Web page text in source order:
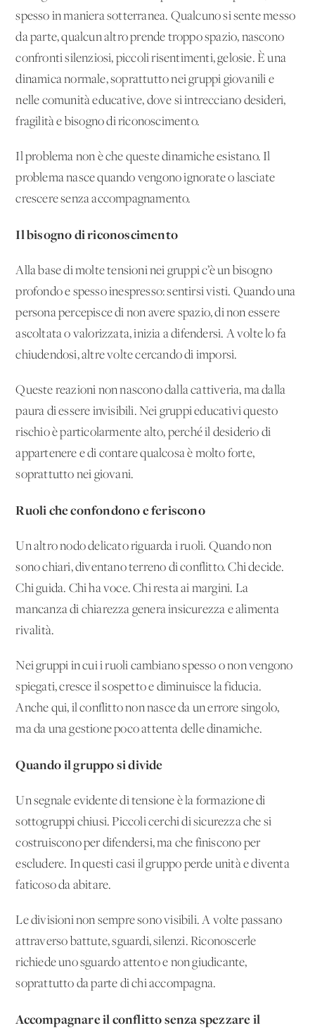
spesso in maniera sotterranea. Qualcuno si sente messo
da parte, qualcun altro prende troppo spazio, nascono
confronti silenziosi, piccoli risentimenti, gelosie. È una
dinamica normale, soprattutto nei gruppi giovanili e
nelle comunità educative, dove si intrecciano desideri,
fragilità e bisogno di riconoscimento.
Il problema non è che queste dinamiche esistano. Il
problema nasce quando vengono ignorate o lasciate
crescere senza accompagnamento.
Il bisogno di riconoscimento
Alla base di molte tensioni nei gruppi c’è un bisogno
profondo e spesso inespresso: sentirsi visti. Quando una
persona percepisce di non avere spazio, di non essere
ascoltata o valorizzata, inizia a difendersi. A volte lo fa
chiudendosi, altre volte cercando di imporsi.
Queste reazioni non nascono dalla cattiveria, ma dalla
paura di essere invisibili. Nei gruppi educativi questo
rischio è particolarmente alto, perché il desiderio di
appartenere e di contare qualcosa è molto forte,
soprattutto nei giovani.
Ruoli che confondono e feriscono
Un altro nodo delicato riguarda i ruoli. Quando non
sono chiari, diventano terreno di conflitto. Chi decide.
Chi guida. Chi ha voce. Chi resta ai margini. La
mancanza di chiarezza genera insicurezza e alimenta
rivalità.
Nei gruppi in cui i ruoli cambiano spesso o non vengono
spiegati, cresce il sospetto e diminuisce la fiducia.
Anche qui, il conflitto non nasce da un errore singolo,
ma da una gestione poco attenta delle dinamiche.
Quando il gruppo si divide
Un segnale evidente di tensione è la formazione di
sottogruppi chiusi. Piccoli cerchi di sicurezza che si
costruiscono per difendersi, ma che finiscono per
escludere. In questi casi il gruppo perde unità e diventa
faticoso da abitare.
Le divisioni non sempre sono visibili. A volte passano
attraverso battute, sguardi, silenzi. Riconoscerle
richiede uno sguardo attento e non giudicante,
soprattutto da parte di chi accompagna.
Accompagnare il conflitto senza spezzare il